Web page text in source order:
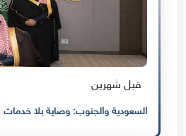
قبل شهرين
السعودية والجنوب: وصاية بلا خدمات